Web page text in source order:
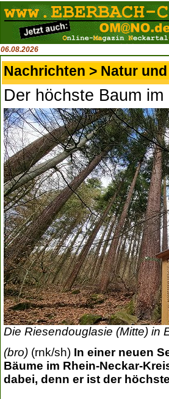
06.08.2026
Nachrichten > Natur
Der höchste Baum im
Die Riesendouglasie (Mitte) in
(bro) (rnk/sh) In einer neuen
Bäume im Rhein-Neckar-
dabei, denn er ist der